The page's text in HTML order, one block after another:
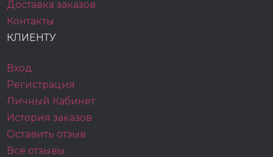
Доставка заказов
Контакты
КЛИЕНТУ
Вход
Регистрация
Личный Кабинет
История заказов
Оставить отзыв
Все отзывы